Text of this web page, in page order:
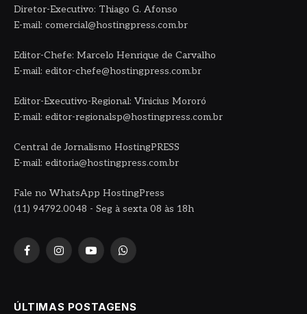
Diretor-Executivo: Thiago G. Afonso
E-mail: comercial@hostingpress.com.br
Editor-Chefe: Marcelo Henrique de Carvalho
E-mail: editor-chefe@hostingpress.com.br
Editor-Executivo-Regional: Vinicius Mororó
E-mail: editor-regionalsp@hostingpress.com.br
Central de Jornalismo HostingPRESS
E-mail: editoria@hostingpress.com.br
Fale no WhatsApp HostingPress
(11) 94792.0048 - Seg à sexta 08 às 18h
FacebookInstagramYouTubeWhatsApp
ÚLTIMAS POSTAGENS